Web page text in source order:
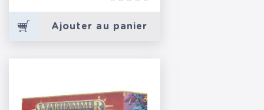
Ajouter au panier